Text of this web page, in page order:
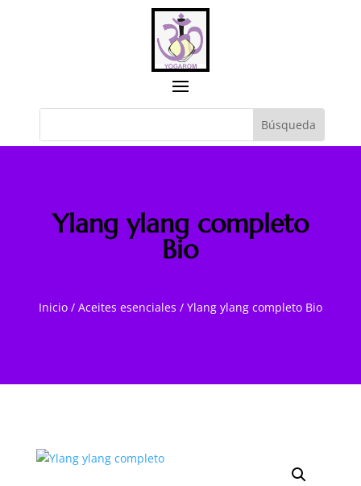
Ylang ylang completo
Bio
Inicio/ Aceites esenciales / Ylang ylang completo Bio